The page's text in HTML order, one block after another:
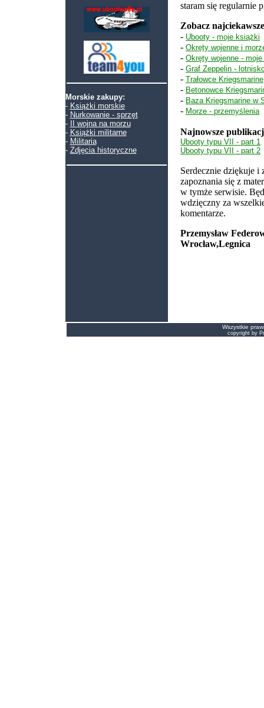
Morskie zakupy:
- Książki morskie
- Nurkowanie - sprzęt
-
II wojna na morzu
- Książki militarne
- Militaria
- Zdjęcia historyczne
staram się regularnie
Zobacz
- Ubooty - moje książki
- Okręty wojenne i
- Okręty wojenne - moje
- Graf Zeppelin -
- Trałowce Kriegsmarine
- Betonowce
- Baza Kriegsmarine w
- Morze - przemyślenia
Najnowsze
Ubooty typu VII - part 1
Ubooty typu VII - part 2
Serdecznie dziękuje i
zapoznania się z
w tymże serwisie.
wdzięczny za
komentarze.
Przemysław
Wrocław,Legnica
Wszystkie
copyright by